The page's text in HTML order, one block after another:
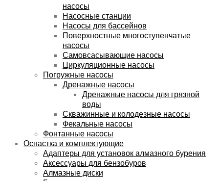
насосы
Насосные станции
Насосы для бассейнов
Поверхностные многоступенчатые
насосы
Самовсасывающие насосы
Циркуляционные насосы
Погружные насосы
Дренажные насосы
Дренажные насосы для грязной
воды
Скважинные и колодезные насосы
Фекальные насосы
Фонтанные насосы
Оснастка и комплектующие
Адаптеры для установок алмазного бурения
Аксессуары для бензобуров
Алмазные диски